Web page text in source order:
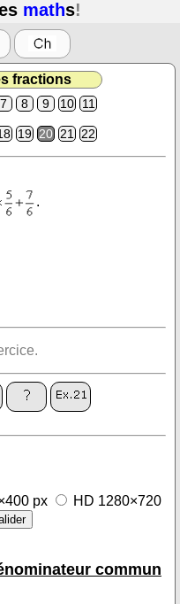
maths!
fractions
7 8 9 10 11
19 20 21 22
.
px
HD 1280×720
commun